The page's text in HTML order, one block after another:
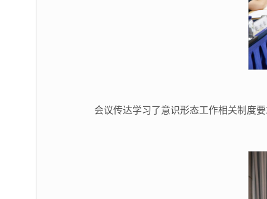
会议传达学习了意识形态工作相关制度